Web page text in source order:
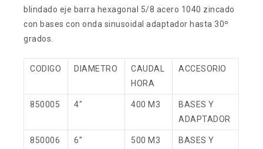
blindado eje barra hexagonal 5/8 acero 1040 zincado
con bases con onda sinusoidal adaptador hasta 30º
grados.
CODIGO DIAMETRO
CAUDAL
HORA
ACCESORIO
850005 4″ 400 M3
BASES Y
ADAPTADOR
850006 6″ 500 M3
BASES Y